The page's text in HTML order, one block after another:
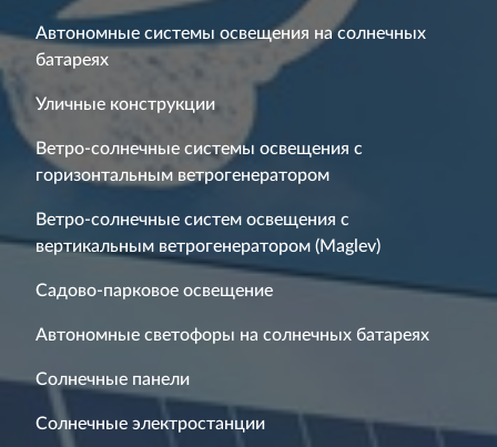
Автономные системы освещения на солнечных
батареях
Уличные конструкции
Ветро-солнечные системы освещения с
горизонтальным ветрогенератором
Ветро-солнечные систем освещения с
вертикальным ветрогенератором (Maglev)
Садово-парковое освещение
Автономные светофоры на солнечных батареях
Солнечные панели
Солнечные электростанции